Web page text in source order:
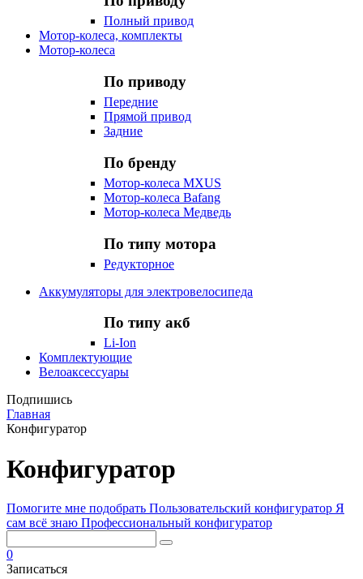
Полный привод
Мотор-колеса, комплекты
Мотор-колеса
По приводу
Передние
Прямой привод
Задние
По бренду
Мотор-колеса MXUS
Мотор-колеса Bafang
Мотор-колеса Медведь
По типу мотора
Редукторное
Аккумуляторы для электровелосипеда
По типу акб
Li-Ion
Комплектующие
Велоаксессуары
Подпишись
Главная
Конфигуратор
Конфигуратор
Помогите мне подобрать Пользовательский конфигуратор Я
сам всё знаю Профессиональный конфигуратор
0
Записаться